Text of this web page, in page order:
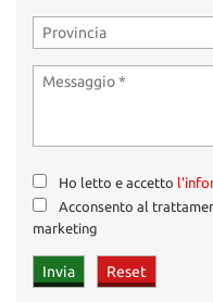
Ho letto e accetto
Acconsento al
marketing